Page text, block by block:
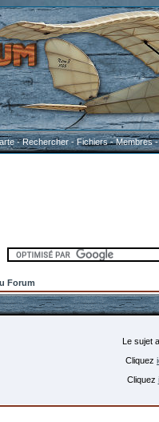
-Rechercher-Fichiers-Membres
Forum
Le sujet
Cliquez
Cliquez